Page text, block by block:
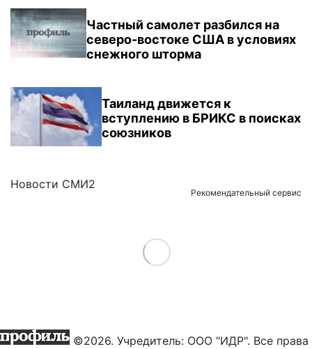
Частный самолет разбился на
северо-востоке США в условиях
снежного шторма
Таиланд движется к
вступлению в БРИКС в поисках
союзников
Новости СМИ2
Рекомендательный сервис
Load More
©2026. Учредитель: ООО "ИДР". Все права